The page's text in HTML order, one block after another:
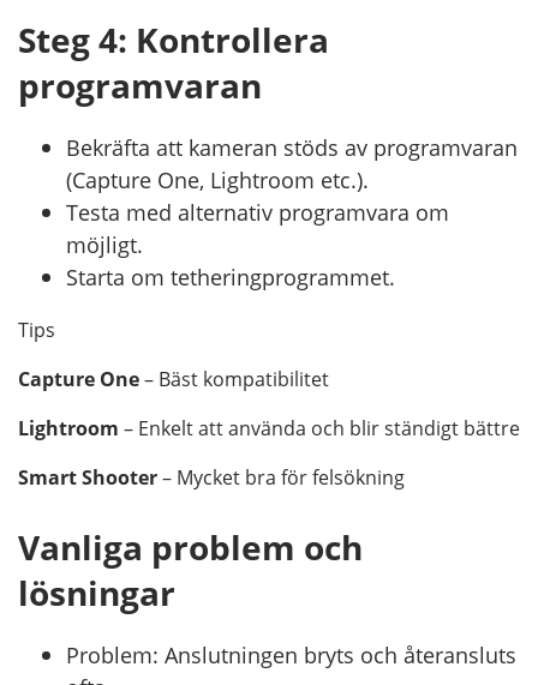
Steg 4: Kontrollera
programvaran
Bekräfta att kameran stöds av programvaran
(Capture One, Lightroom etc.).
Testa med alternativ programvara om
möjligt.
Starta om tetheringprogrammet.
Tips
Capture One– Bäst kompatibilitet
Lightroom – Enkelt att använda och blir ständigt bättre
Smart Shooter– Mycket bra för felsökning
Vanliga problem och
lösningar
Problem: Anslutningen bryts och återansluts